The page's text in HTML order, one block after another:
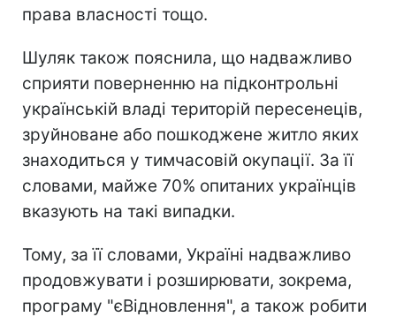
права власності тощо.
Шуляк також пояснила, що надважливо
сприяти поверненню на підконтрольні
українській владі територій пересенеців,
зруйноване або пошкоджене житло яких
знаходиться у тимчасовій окупації. За її
словами, майже 70% опитаних українців
вказують на такі випадки.
Тому, за її словами, Україні надважливо
продовжувати і розширювати, зокрема,
програму "єВідновлення", а також робити